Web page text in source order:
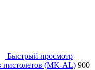
Быстрый просмотр
пистолетов (MK-AL) 900